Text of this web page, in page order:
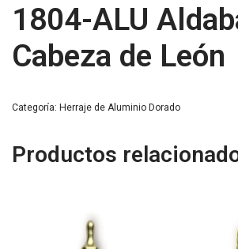
1804-ALU
Cabeza de León
Categoría: Herraje de Aluminio Dorado
Productos